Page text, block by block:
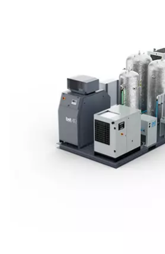
Výroba
použití pro
Mnoho výrobních závodů
spoléhá na nákup dusíku,
jasné výhody. Je mnohem
šetřit peníze a zároveň